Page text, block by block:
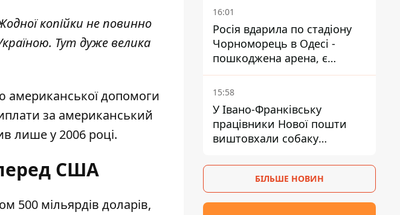
копійки не повинно
Тут дуже велика
допомоги
за американський
лише у 2006 році.
США
500 мільярдів доларів,
16:01
Росія вдарила по стадіону
Чорноморець в Одесі -
пошкоджена арена, є
постраждалий
15:58
У Івано-Франківську
працівники Нової пошти
виштовхали собаку
спеку — реакція компанії
БІЛЬШЕ НОВИН